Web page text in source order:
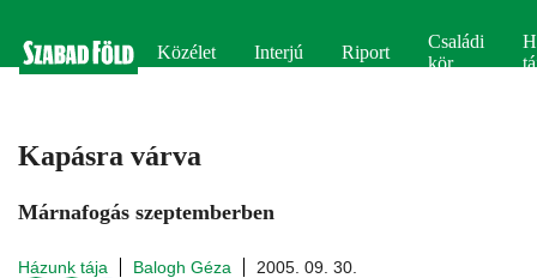
Közélet Interjú Riport
Családi
kör
Kapásra várva
Márnafogás szeptemberben
Házunk tája Balogh Géza 2005. 09. 30.